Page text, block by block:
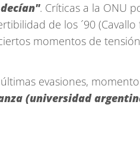
. Críticas a la ONU
de los ´90 (Cavallo
momentos de
evasiones,
(universidad